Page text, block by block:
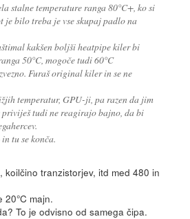
stalne temperature ranga 80°C+, ko si
bilo treba je vse skupaj padlo na
kakšen boljši heatpipe kiler bi
50°C, mogoče tudi 60°C
Furaš original kiler in se ne
temperatur, GPU-ji, pa razen da jim
tudi ne reagirajo bajno, da bi
tu se konča.
koilčino tranzistorjev, itd med 480 in
majn.
To je odvisno od samega čipa.